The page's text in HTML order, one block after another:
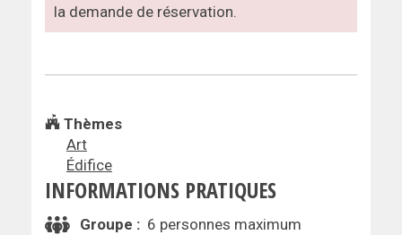
la demande de réservation.
Thèmes
Art
Édifice
INFORMATIONS PRATIQUES
Groupe : 6 personnes maximum